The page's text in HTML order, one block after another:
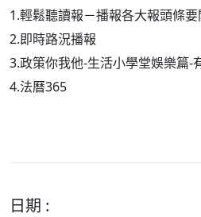
1.輕鬆聽讀報－播報各大報頭條
2.即時路況播報
3.政策你我他-生活小學堂娛樂篇-
4.法曆365
日期 :